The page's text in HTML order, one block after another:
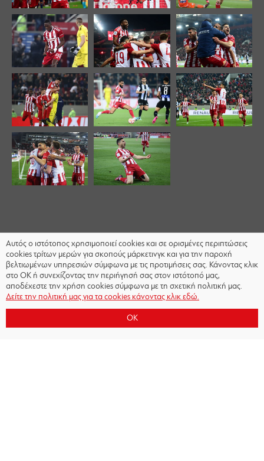
Αυτός ο ιστότοπος χρησιμοποιεί cookies και σε ορισμένες περιπτώσεις
cookies τρίτων μερών για σκοπούς μάρκετινγκ και για την παροχή
βελτιωμένων υπηρεσιών σύμφωνα με τις προτιμήσεις σας. Κάνοντας κλικ
στο OK ή συνεχίζοντας την περιήγησή σας στον ιστότοπό μας,
αποδέχεστε την χρήση cookies σύμφωνα με τη σχετική πολιτική μας.
Δείτε την πολιτική μας για τα cookies κάνοντας κλικ εδώ.
OK